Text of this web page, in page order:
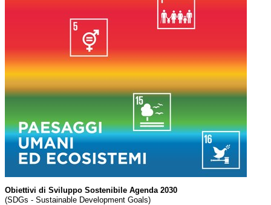
Obiettivi di Sviluppo Sostenibile Agenda 2030
(SDGs - Sustainable Development Goals)